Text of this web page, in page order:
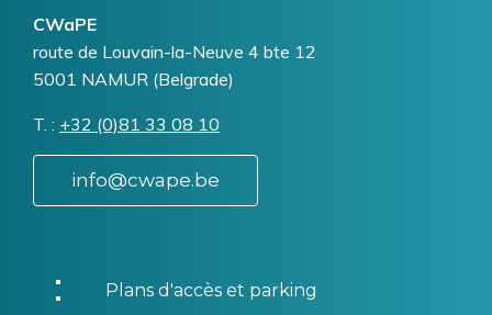
CWaPE
Addresse
route de Louvain-la-Neuve 4 bte 12
5001 NAMUR (Belgrade)
T. Téléphone
+32 (0)81 33 08 10
info@cwape.be
Plans d'accès et parking